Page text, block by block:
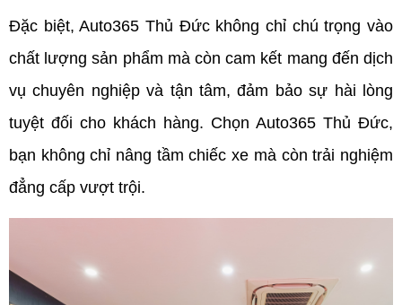
Đặc biệt, Auto365 Thủ Đức không chỉ chú trọng vào
chất lượng sản phẩm mà còn cam kết mang đến dịch
vụ chuyên nghiệp và tận tâm, đảm bảo sự hài lòng
tuyệt đối cho khách hàng. Chọn Auto365 Thủ Đức,
bạn không chỉ nâng tầm chiếc xe mà còn trải nghiệm
đẳng cấp vượt trội.